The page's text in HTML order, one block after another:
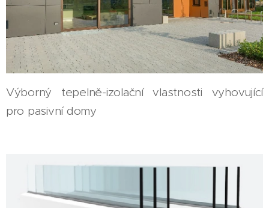
Výborný tepelně-izolační vlastnosti vyhovující
pro pasivní domy